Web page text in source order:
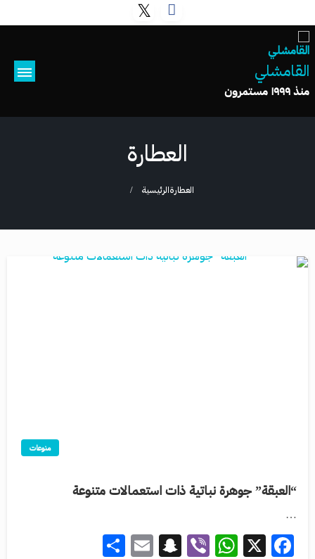
القامشلي
منذ ١٩٩٩ مستمرون
العطارة
الرئيسية العطارة
منوعات
“العبقة” جوهرة نباتية ذات استعمالات متنوعة
…
Facebook
X
WhatsApp
Viber
Snapchat
Email